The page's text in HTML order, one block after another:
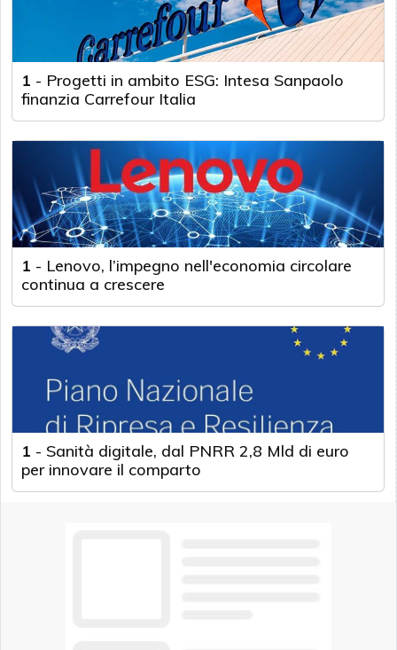
1 - Progetti in ambito ESG: Intesa Sanpaolo
finanzia Carrefour Italia
1 - Lenovo, l’impegno nell'economia circolare
continua a crescere
1 - Sanità digitale, dal PNRR 2,8 Mld di euro
per innovare il comparto